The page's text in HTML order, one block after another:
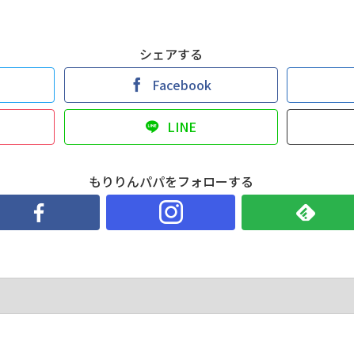
シェアする
Facebook
LINE
もりりんパパをフォローする